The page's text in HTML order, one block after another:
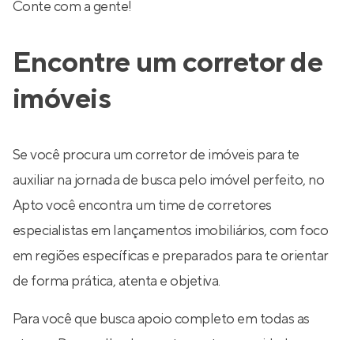
Conte com a gente!
Encontre um corretor de
imóveis
Se você procura um corretor de imóveis para te
auxiliar na jornada de busca pelo imóvel perfeito, no
Apto você encontra um time de corretores
especialistas em lançamentos imobiliários, com foco
em regiões específicas e preparados para te orientar
de forma prática, atenta e objetiva.
Para você que busca apoio completo em todas as